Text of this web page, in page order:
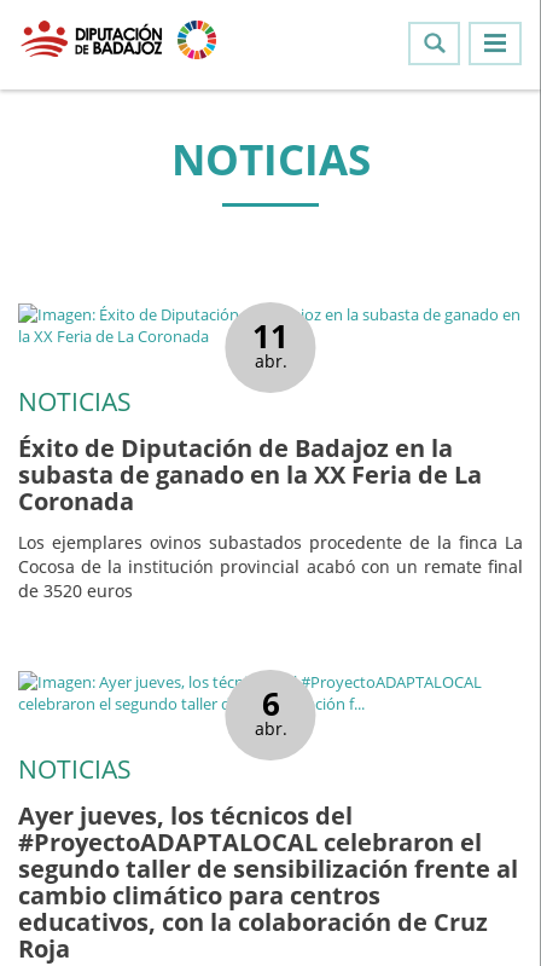
NOTICIAS
11
abr.
NOTICIAS
Éxito de Diputación de Badajoz en la
subasta de ganado en la XX Feria de La
Coronada
Los ejemplares ovinos subastados procedente de la finca La
Cocosa de la institución provincial acabó con un remate final
de 3520 euros
6
abr.
NOTICIAS
Ayer jueves, los técnicos del
#ProyectoADAPTALOCAL celebraron el
segundo taller de sensibilización frente al
cambio climático para centros
educativos, con la colaboración de Cruz
Roja